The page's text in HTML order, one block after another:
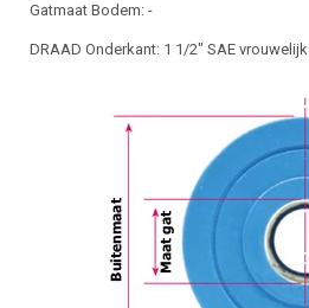
Gatmaat Bodem: -
DRAAD Onderkant: 1 1/2" SAE vrouwelijk